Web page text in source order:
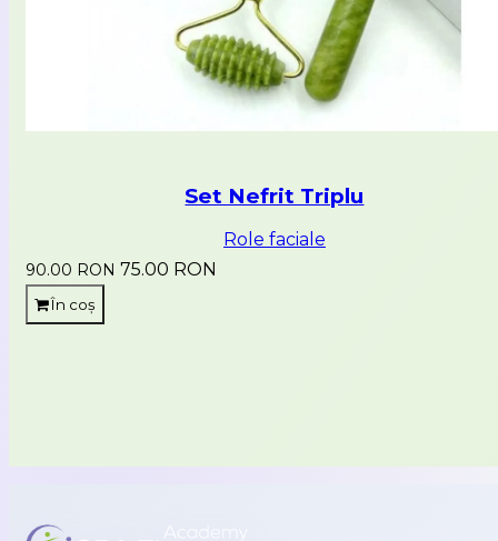
Set Nefrit Triplu
Role faciale
90.00 RON 75.00 RON
În coș